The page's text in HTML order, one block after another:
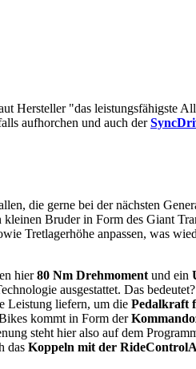
Hersteller "das leistungsfähigste
aufhorchen und auch der
die gerne bei der nächsten
kleinen Bruder in Form des Giant
Tretlagerhöhe anpassen, was
hier80 Nm Drehmoment und ein
ausgestattet. Das
Leistung liefern, um die Pedalkraft
kommt in Form der
steht hier also auf dem
das Koppeln mit der